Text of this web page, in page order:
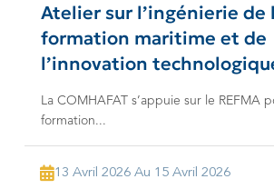
Atelier sur l’ingénierie de
formation maritime et de
l’innovation technologique : «
une harmonisation des
et alignement sur les
internationaux dans la
COMHAFAT »
La COMHAFAT s’appuie sur le REFMA
formation...
13 Avril 2026 Au 15 Avril 2026